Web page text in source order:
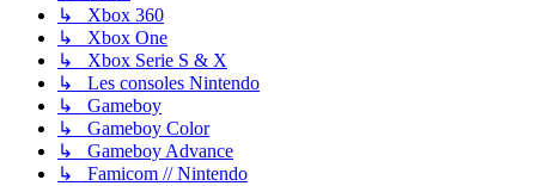
↳ Xbox 360
↳ Xbox One
↳ Xbox Serie S & X
↳ Les consoles Nintendo
↳ Gameboy
↳ Gameboy Color
↳ Gameboy Advance
↳ Famicom // Nintendo